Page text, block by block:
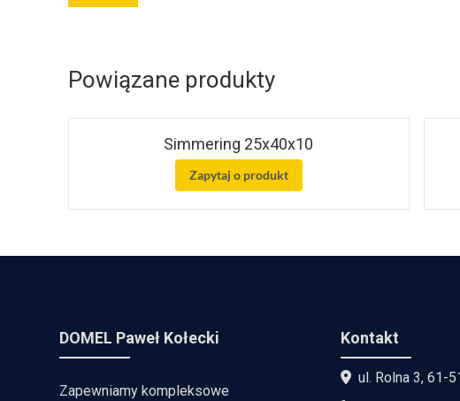
Powiązane produkty
Simmering 25x40x10
Zapytaj o produkt
DOMEL Paweł Kołecki
Zapewniamy kompleksowe
Kontakt
ul. Rolna 3, 61-